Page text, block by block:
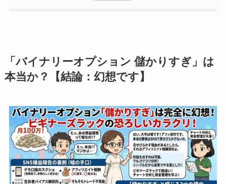
「バイナリーオプション 儲かりすぎ」は
本当か？【結論：幻想です】